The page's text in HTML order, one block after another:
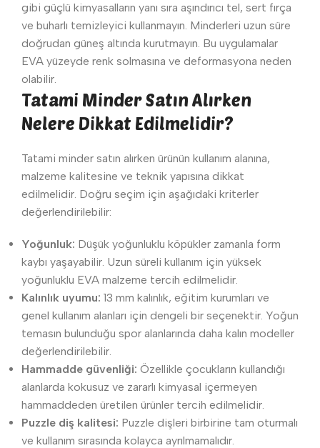
gibi güçlü kimyasalların yanı sıra aşındırıcı tel, sert fırça
ve buharlı temizleyici kullanmayın. Minderleri uzun süre
doğrudan güneş altında kurutmayın. Bu uygulamalar
EVA yüzeyde renk solmasına ve deformasyona neden
olabilir.
Tatami Minder Satın Alırken
Nelere Dikkat Edilmelidir?
Tatami minder satın alırken ürünün kullanım alanına,
malzeme kalitesine ve teknik yapısına dikkat
edilmelidir. Doğru seçim için aşağıdaki kriterler
değerlendirilebilir:
Yoğunluk: Düşük yoğunluklu köpükler zamanla form
kaybı yaşayabilir. Uzun süreli kullanım için yüksek
yoğunluklu EVA malzeme tercih edilmelidir.
Kalınlık uyumu: 13 mm kalınlık, eğitim kurumları ve
genel kullanım alanları için dengeli bir seçenektir. Yoğun
temasın bulunduğu spor alanlarında daha kalın modeller
değerlendirilebilir.
Hammadde güvenliği: Özellikle çocukların kullandığı
alanlarda kokusuz ve zararlı kimyasal içermeyen
hammaddeden üretilen ürünler tercih edilmelidir.
Puzzle diş kalitesi: Puzzle dişleri birbirine tam oturmalı
ve kullanım sırasında kolayca ayrılmamalıdır.